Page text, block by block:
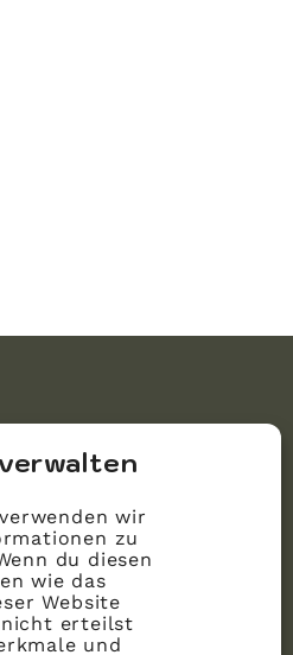
wir
zu
du diesen
wie das
Website
nicht erteilst
und